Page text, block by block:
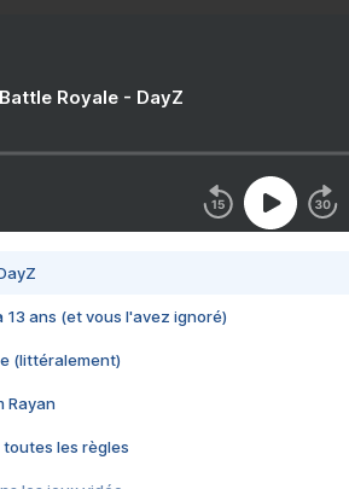
Royale - DayZ
13 ans (et vous l'avez ignoré)
(littéralement)
Rayan
toutes les règles